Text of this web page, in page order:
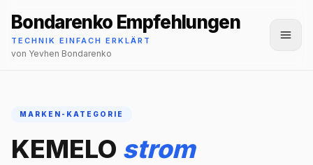
Bondarenko Empfehlungen
TECHNIK EINFACH ERKLÄRT
von Yevhen Bondarenko
MARKEN-KATEGORIE
KEMELO strom